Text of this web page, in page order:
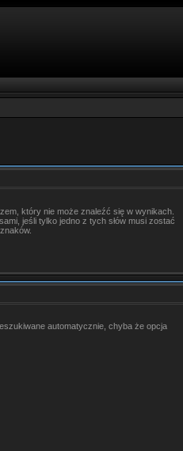
który nie może znaleźć się w wynikach.
jeśli tylko jedno z tych słów musi zostać
automatycznie, chyba że opcja